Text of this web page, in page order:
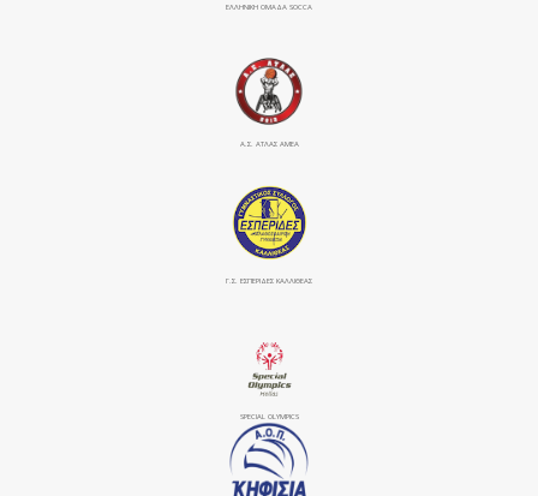
ΕΛΛΗΝΙΚΗ ΟΜΑΔΑ SOCCA
Α.Σ. ΑΤΛΑΣ ΑΜΕΑ
Γ.Σ. ΕΣΠΕΡΙΔΕΣ ΚΑΛΛΙΘΕΑΣ
SPECIAL OLYMPICS